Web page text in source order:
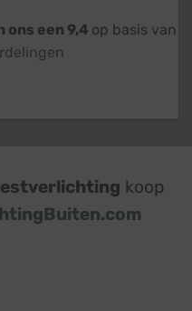
ons een 9,4 op basis van
koop